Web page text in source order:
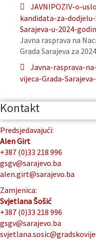
JAVNIPOZIV-o-
kandidata-za-
Sarajeva-u-2024-
Javna rasprava na
Grada Sarajeva za
Javna-rasprava-
vijeca-Grada-
Kontakt
Predsjedavajući:
Alen Girt
+387 (0)33 218 996
gsgv@sarajevo.ba
alen.girt@sarajevo.ba
Zamjenica:
Svjetlana Šošić
+387 (0)33 218 996
gsgv@sarajevo.ba